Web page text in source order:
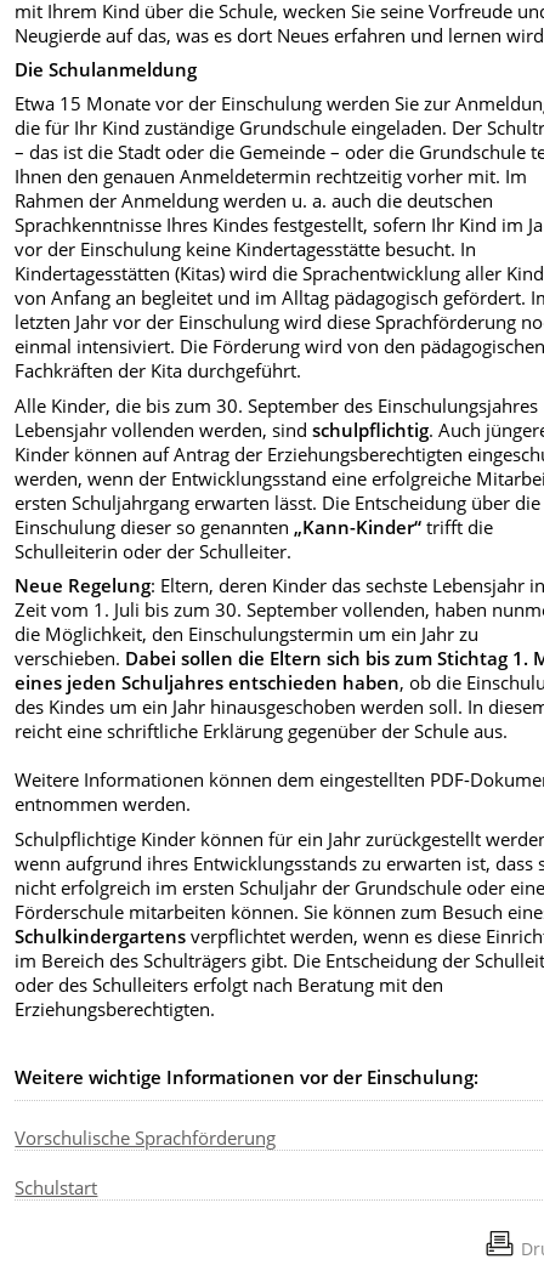
mit Ihrem Kind über die Schule, wecken Sie seine Vorfreude
Neugierde auf das, was es dort Neues erfahren und lernen
Die Schulanmeldung
Etwa 15 Monate vor der Einschulung werden Sie zur
die für Ihr Kind zuständige Grundschule eingeladen. Der
– das ist die Stadt oder die Gemeinde – oder die Grundschule
Ihnen den genauen Anmeldetermin rechtzeitig vorher mit. Im
Rahmen der Anmeldung werden u. a. auch die deutschen
Sprachkenntnisse Ihres Kindes festgestellt, sofern Ihr Kind im
vor der Einschulung keine Kindertagesstätte besucht. In
Kindertagesstätten (Kitas) wird die Sprachentwicklung aller
von Anfang an begleitet und im Alltag pädagogisch gefördert.
letzten Jahr vor der Einschulung wird diese Sprachförderung
einmal intensiviert. Die Förderung wird von den
Fachkräften der Kita durchgeführt.
Alle Kinder, die bis zum 30. September des
Lebensjahr vollenden werden, sindschulpflichtig. Auch
Kinder können auf Antrag der Erziehungsberechtigten
werden, wenn der Entwicklungsstand eine erfolgreiche
ersten Schuljahrgang erwarten lässt. Die Entscheidung über die
Einschulung dieser so genannten „Kann-Kinder“ trifft die
Schulleiterin oder der Schulleiter.
Neue Regelung: Eltern, deren Kinder das sechste Lebensjahr
Zeit vom 1. Juli bis zum 30. September vollenden, haben
die Möglichkeit, den Einschulungstermin um ein Jahr zu
verschieben. Dabei sollen die Eltern sich bis zum Stichtag 1.
eines jeden Schuljahres entschieden haben, ob die
des Kindes um ein Jahr hinausgeschoben werden soll. In
reicht eine schriftliche Erklärung gegenüber der Schule aus.
Weitere Informationen können dem eingestellten PDF-
entnommen werden.
Schulpflichtige Kinder können für ein Jahr zurückgestellt
wenn aufgrund ihres Entwicklungsstands zu erwarten ist, dass
nicht erfolgreich im ersten Schuljahr der Grundschule oder
Förderschule mitarbeiten können. Sie können zum Besuch
Schulkindergartens verpflichtet werden, wenn es diese
im Bereich des Schulträgers gibt. Die Entscheidung der
oder des Schulleiters erfolgt nach Beratung mit den
Erziehungsberechtigten.
Weitere wichtige Informationen vor der Einschulung:
Vorschulische Sprachförderung
Schulstart